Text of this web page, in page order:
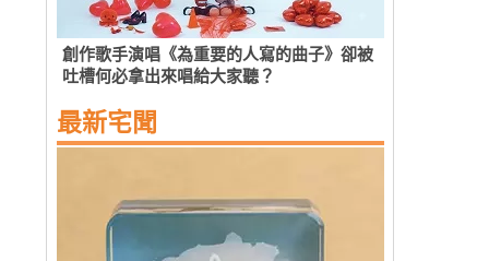
創作歌手演唱《為重要的人寫的曲子》卻被
吐槽何必拿出來唱給大家聽？
最新宅聞